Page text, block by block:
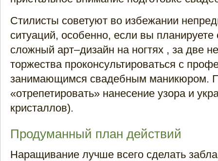
Стилисты советуют во избежании
ситуаций, особенно, если вы планируете
сложный арт–дизайн на ногтях , за две
торжества проконсультироваться с
занимающимся свадебным маникюром.
«отрепетировать» нанесение узора и
кристаллов).
Продуманный план действий
Наращивание лучше всего сделать